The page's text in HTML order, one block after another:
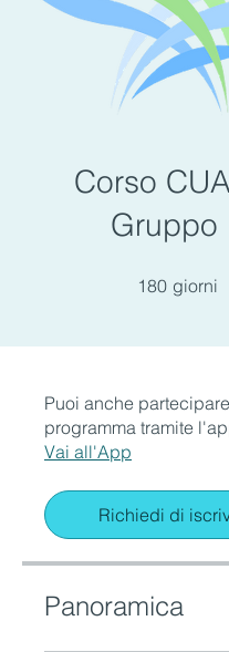
Corso
Gruppo
180 giorni
Puoi anche
programma tramite
Vai all'App
Richiedi di
Panoramica